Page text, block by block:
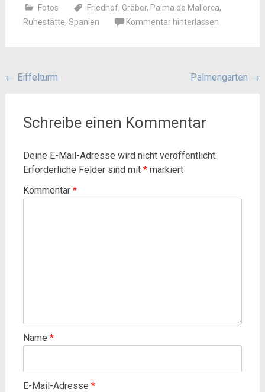
Fotos Friedhof, Gräber, Palma de Mallorca,
Ruhestätte, Spanien Kommentar hinterlassen
Beitragsnavigation
← Eiffelturm Palmengarten →
Schreibe einen Kommentar
Deine E-Mail-Adresse wird nicht veröffentlicht.
Erforderliche Felder sind mit *markiert
Kommentar *
Name *
E-Mail-Adresse *